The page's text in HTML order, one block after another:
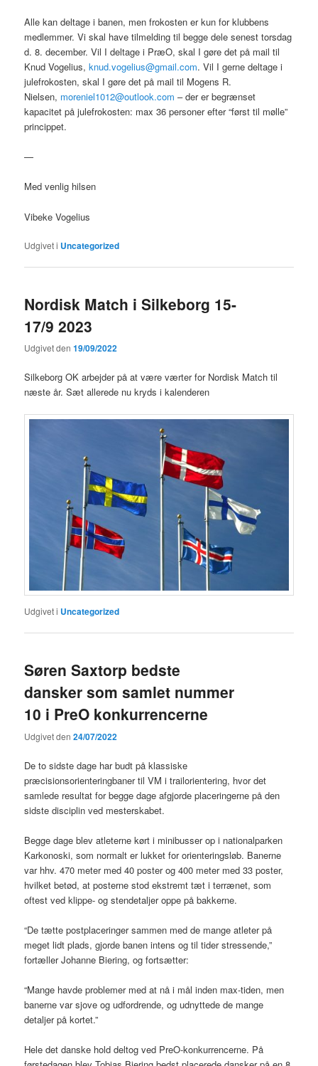
Alle kan deltage i banen, men frokosten er kun for klubbens
medlemmer. Vi skal have tilmelding til begge dele senest torsdag
d. 8. december. Vil I deltage i PræO, skal I gøre det på mail til
Knud Vogelius,knud.vogelius@gmail.com. Vil I gerne deltage i
julefrokosten, skal I gøre det på mail til Mogens R.
Nielsen, moreniel1012@outlook.com – der er begrænset
kapacitet på julefrokosten: max 36 personer efter “først til mølle”
princippet.
—
Med venlig hilsen
Vibeke Vogelius
Udgivet i Uncategorized
Nordisk Match i Silkeborg 15-
17/9 2023
Udgivet den19/09/2022
Silkeborg OK arbejder på at være værter for Nordisk Match til
næste år. Sæt allerede nu kryds i kalenderen
Udgivet i Uncategorized
Søren Saxtorp bedste
dansker som samlet nummer
10 i PreO konkurrencerne
Udgivet den24/07/2022
De to sidste dage har budt på klassiske
præcisionsorienteringbaner til VM i trailorientering, hvor det
samlede resultat for begge dage afgjorde placeringerne på den
sidste disciplin ved mesterskabet.
Begge dage blev atleterne kørt i minibusser op i nationalparken
Karkonoski, som normalt er lukket for orienteringsløb. Banerne
var hhv. 470 meter med 40 poster og 400 meter med 33 poster,
hvilket betød, at posterne stod ekstremt tæt i terrænet, som
oftest ved klippe- og stendetaljer oppe på bakkerne.
“De tætte postplaceringer sammen med de mange atleter på
meget lidt plads, gjorde banen intens og til tider stressende,”
fortæller Johanne Biering, og fortsætter:
“Mange havde problemer med at nå i mål inden max-tiden, men
banerne var sjove og udfordrende, og udnyttede de mange
detaljer på kortet.”
Hele det danske hold deltog ved PreO-konkurrencerne. På